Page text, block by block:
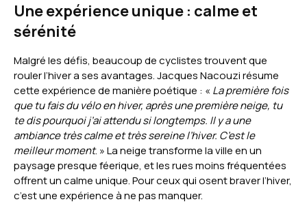
Une expérience unique : calme et
sérénité
Malgré les défis, beaucoup de cyclistes trouvent que
rouler l’hiver a ses avantages. Jacques Nacouzi résume
cette expérience de manière poétique : « La première fois
que tu fais du vélo en hiver, après une première neige, tu
te dis pourquoi j’ai attendu si longtemps. Il y a une
ambiance très calme et très sereine l’hiver. C’est le
meilleur moment. » La neige transforme la ville en un
paysage presque féerique, et les rues moins fréquentées
offrent un calme unique. Pour ceux qui osent braver l’hiver,
c’est une expérience à ne pas manquer.